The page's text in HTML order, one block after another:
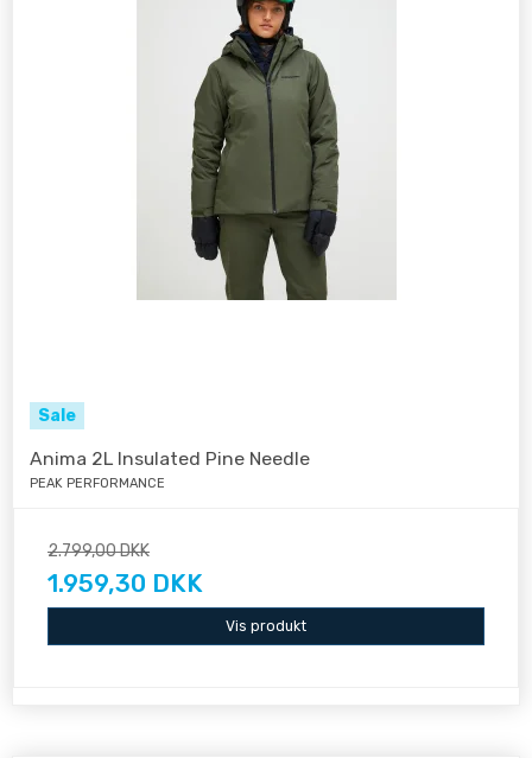
Sale
Anima 2L Insulated Pine Needle
PEAK PERFORMANCE
2.799,00 DKK
1.959,30 DKK
Vis produkt